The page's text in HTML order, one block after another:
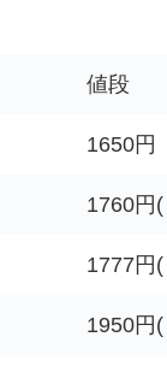
値段
1650円
1760円
1777円
1950円